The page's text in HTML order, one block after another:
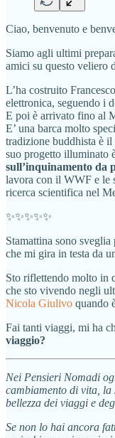
Ciao, benvenuto e
Siamo agli ultimi
amici su questo veliero
L’ha costruito
elettronica, seguendo i
E poi è arrivato fino al
E’ una barca molto
tradizione buddhista è
suo progetto illuminato
sull’inquinamento da
lavora con il WWF e le
ricerca scientifica nel
✨✨✨✨✨
Stamattina sono
che mi gira in testa da
Sto riflettendo molto in
che sto vivendo negli
Nicola Giulivo quando
Fai tanti viaggi, mi ha
viaggio?
Nei Pensieri Nomadi
cambiamento di vita,
bellezza dei viaggi e
Se non lo hai ancora